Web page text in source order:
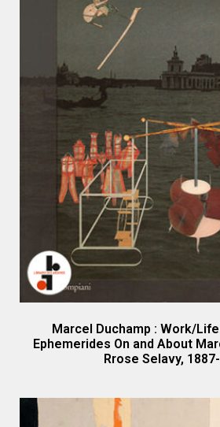
Marcel Duchamp : Work/
Ephemerides On and About
Rrose Selavy,